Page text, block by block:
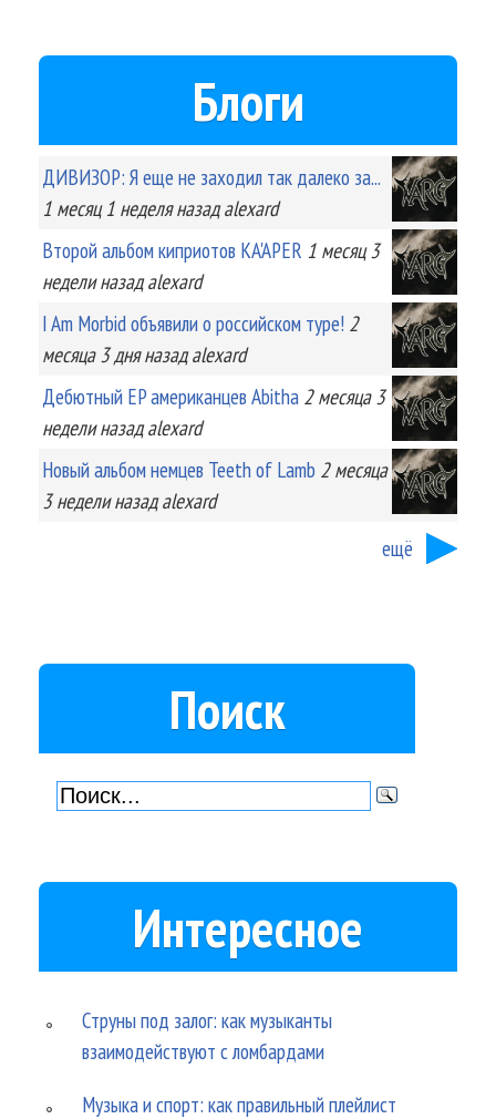
Блоги
ДИВИЗОР: Я еще не заходил так далеко за...
1 месяц 1 неделяназад alexard
Второй альбом киприотов KA'APER 1 месяц 3
неделиназад alexard
I Am Morbid объявили о российском туре! 2
месяца 3 дняназад alexard
Дебютный EP американцев Abitha 2 месяца 3
неделиназад alexard
Новый альбом немцев Teeth of Lamb 2 месяца
3 неделиназад alexard
ещё
Поиск
Интересное
Струны под залог: как музыканты
взаимодействуют с ломбардами
Музыка и спорт: как правильный плейлист